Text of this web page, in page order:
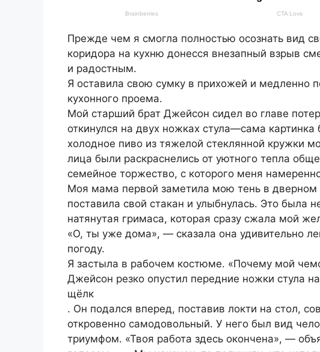
Прежде чем я смогла полностью осознать вид
коридора на кухню донесся внезапный взрыв
и радостным.
Я оставила свою сумку в прихожей и медленно
кухонного проема.
Мой старший брат Джейсон сидел во главе
откинулся на двух ножках стула—сама
холодное пиво из тяжелой стеклянной кружки
лица были раскраснелись от уютного тепла
семейное торжество, с которого меня
Моя мама первой заметила мою тень в дверном
поставила свой стакан и улыбнулась. Это была
натянутая гримаса, которая сразу сжала мой
«О, ты уже дома», — сказала она удивительно
погоду.
Я застыла в рабочем костюме. «Почему мой
Джейсон резко опустил передние ножки стула
щёлк
. Он подался вперед, поставив локти на стол,
откровенно самодовольный. У него был вид
триумфом. «Твоя работа здесь окончена», —